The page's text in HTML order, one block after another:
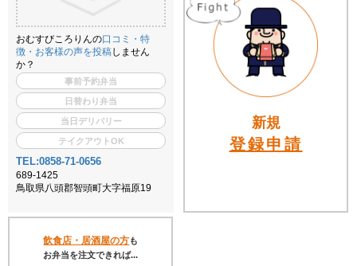
おむすびころりんの口コミ・特
徴・お客様の声を投稿しません
か？
事前予約弁当
日替わり弁当
当日デリバリー
テイクアウトOK
TEL:0858-71-0656
689-1425
鳥取県八頭郡智頭町大字福原19
新規
登録申請
飲食店・居酒屋の方も
お弁当を注文できれば...